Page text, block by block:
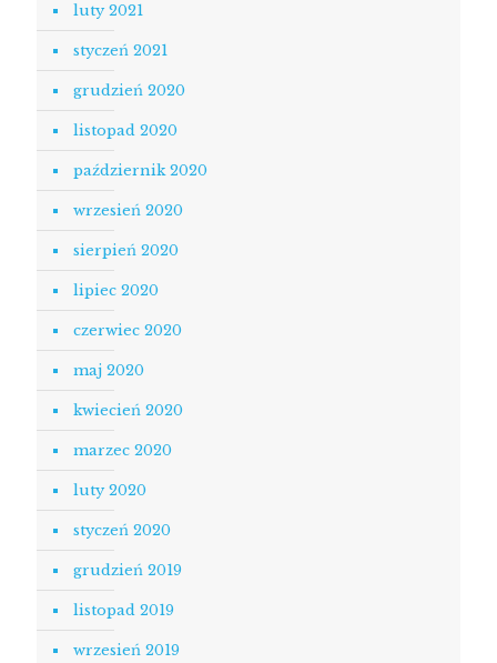
luty 2021
styczeń 2021
grudzień 2020
listopad 2020
październik 2020
wrzesień 2020
sierpień 2020
lipiec 2020
czerwiec 2020
maj 2020
kwiecień 2020
marzec 2020
luty 2020
styczeń 2020
grudzień 2019
listopad 2019
wrzesień 2019